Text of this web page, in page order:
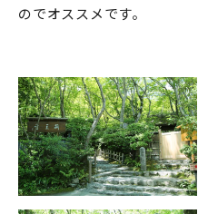
のでオススメです。